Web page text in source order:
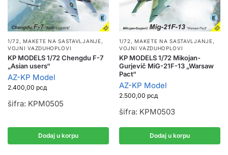
1/72,MAKETE NA SASTAVLJANJE,
VOJNI VAZDUHOPLOVI
KP MODELS 1/72 Chengdu F-7
„Asian users“
AZ-KP Model
2.400,00 рсд
šifra: KPM0505
Dodaj u korpu
1/72,MAKETE NA SASTAVLJANJE,
VOJNI VAZDUHOPLOVI
KP MODELS 1/72 Mikojan-
Gurjevič MiG-21F-13 „Warsaw
Pact“
AZ-KP Model
2.500,00 рсд
šifra: KPM0503
Dodaj u korpu